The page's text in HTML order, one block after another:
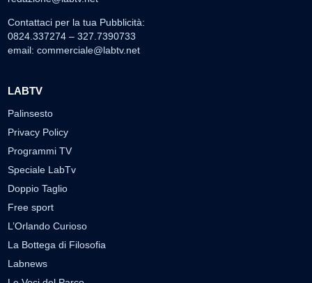
Contattaci per la tua Pubblicità:
0824.337274 – 327.7390733
email: commerciale@labtv.net
LABTV
Palinsesto
Privacy Policy
Programmi TV
Speciale LabTv
Doppio Taglio
Free sport
L’Orlando Curioso
La Bottega di Filosofia
Labnews